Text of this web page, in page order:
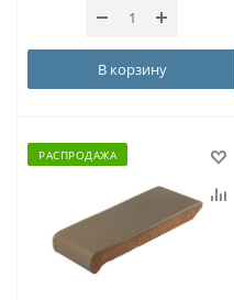
В корзину
РАСПРОДАЖА